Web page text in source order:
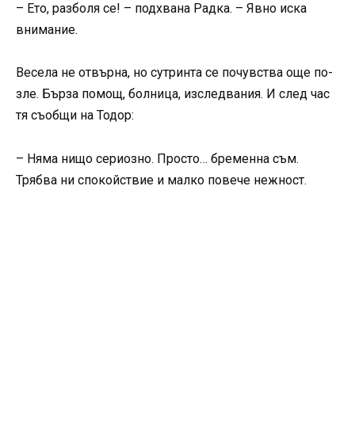
– Ето, разболя се! – подхвана Радка. – Явно иска
внимание.
Весела не отвърна, но сутринта се почувства още по-
зле. Бърза помощ, болница, изследвания. И след час
тя съобщи на Тодор:
– Няма нищо сериозно. Просто… бременна съм.
Трябва ни спокойствие и малко повече нежност.